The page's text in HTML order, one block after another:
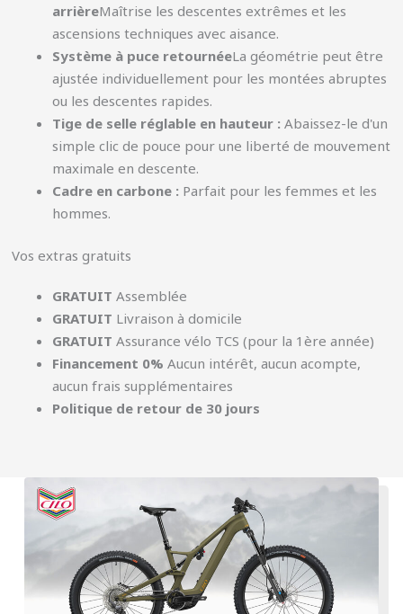
arrièreMaîtrise les descentes extrêmes et les
ascensions techniques avec aisance.
Système à puce retournéeLa géométrie peut être
ajustée individuellement pour les montées abruptes
ou les descentes rapides.
Tige de selle réglable en hauteur : Abaissez-le d'un
simple clic de pouce pour une liberté de mouvement
maximale en descente.
Cadre en carbone : Parfait pour les femmes et les
hommes.
Vos extras gratuits
GRATUIT Assemblée
GRATUIT Livraison à domicile
GRATUIT Assurance vélo TCS (pour la 1ère année)
Financement 0% Aucun intérêt, aucun acompte,
aucun frais supplémentaires
Politique de retour de 30 jours